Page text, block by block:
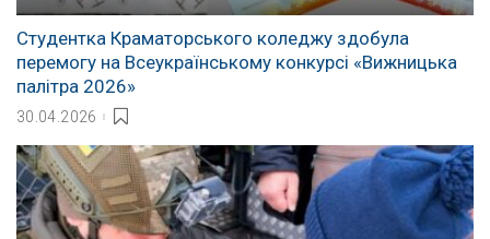
Студентка Краматорського коледжу здобула
перемогу на Всеукраїнському конкурсі «Вижницька
палітра 2026»
30.04.2026